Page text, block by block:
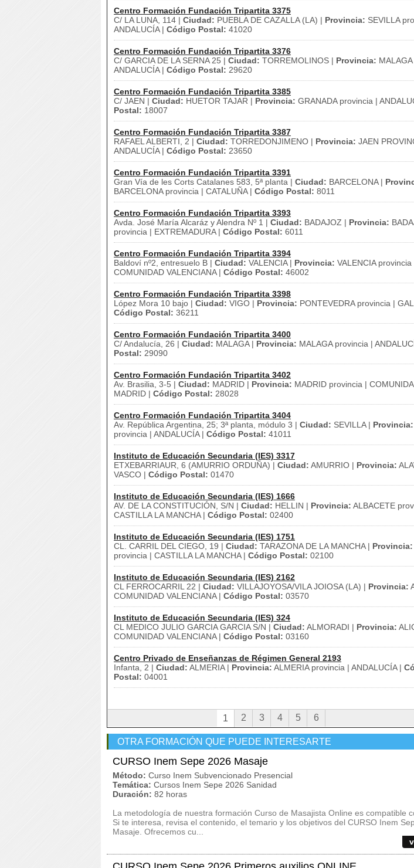
Centro Formación Fundación Tripartita 3375
C/ LA LUNA, 114 | Ciudad: PUEBLA DE CAZALLA (LA) | Provincia: SEVILLA
ANDALUCÍA | Código Postal: 41020
Centro Formación Fundación Tripartita 3376
C/ GARCIA DE LA SERNA 25 | Ciudad: TORREMOLINOS | Provincia:
ANDALUCÍA | Código Postal: 29620
Centro Formación Fundación Tripartita 3385
C/ JAEN | Ciudad: HUETOR TAJAR | Provincia: GRANADA provincia |
Postal: 18007
Centro Formación Fundación Tripartita 3387
RAFAEL ALBERTI, 2 | Ciudad: TORREDONJIMENO | Provincia: JAEN
ANDALUCÍA | Código Postal: 23650
Centro Formación Fundación Tripartita 3391
Gran Vía de les Corts Catalanes 583, 5ª planta | Ciudad: BARCELONA |
BARCELONA provincia | CATALUÑA | Código Postal: 8011
Centro Formación Fundación Tripartita 3393
Avda. José María Alcaráz y Alendra Nº 1 | Ciudad: BADAJOZ | Provincia:
provincia | EXTREMADURA | Código Postal: 6011
Centro Formación Fundación Tripartita 3394
Baldoví nº2, entresuelo B | Ciudad: VALENCIA | Provincia: VALENCIA provincia
COMUNIDAD VALENCIANA | Código Postal: 46002
Centro Formación Fundación Tripartita 3398
López Mora 10 bajo | Ciudad: VIGO | Provincia: PONTEVEDRA provincia |
Código Postal: 36211
Centro Formación Fundación Tripartita 3400
C/ Andalucía, 26 | Ciudad: MALAGA | Provincia: MALAGA provincia |
Postal: 29090
Centro Formación Fundación Tripartita 3402
Av. Brasilia, 3-5 | Ciudad: MADRID | Provincia: MADRID provincia |
MADRID | Código Postal: 28028
Centro Formación Fundación Tripartita 3404
Av. República Argentina, 25; 3ª planta, módulo 3 | Ciudad: SEVILLA | Provincia:
provincia | ANDALUCÍA | Código Postal: 41011
Instituto de Educación Secundaria (IES) 3317
ETXEBARRIAUR, 6 (AMURRIO ORDUÑA) | Ciudad: AMURRIO | Provincia:
VASCO | Código Postal: 01470
Instituto de Educación Secundaria (IES) 1666
AV. DE LA CONSTITUCIÓN, S/N | Ciudad: HELLIN | Provincia: ALBACETE
CASTILLA LA MANCHA | Código Postal: 02400
Instituto de Educación Secundaria (IES) 1751
CL. CARRIL DEL CIEGO, 19 | Ciudad: TARAZONA DE LA MANCHA | Provincia:
provincia | CASTILLA LA MANCHA | Código Postal: 02100
Instituto de Educación Secundaria (IES) 2162
CL FERROCARRIL 22 | Ciudad: VILLAJOYOSA/VILA JOIOSA (LA) | Provincia:
COMUNIDAD VALENCIANA | Código Postal: 03570
Instituto de Educación Secundaria (IES) 324
CL MEDICO JULIO GARCIA GARCIA S/N | Ciudad: ALMORADI | Provincia:
COMUNIDAD VALENCIANA | Código Postal: 03160
Centro Privado de Enseñanzas de Régimen General 2193
Infanta, 2 | Ciudad: ALMERIA | Provincia: ALMERIA provincia | ANDALUCÍA |
Postal: 04001
1 2 3 4 5 6
OTRA FORMACIÓN QUE PUEDE INTERESARTE
CURSO Inem Sepe 2026 Masaje
Método: Curso Inem Subvencionado Presencial
Temática: Cursos Inem Sepe 2026 Sanidad
Duración: 82 horas
La metodología de nuestra formación Curso de Masajista Online es compatible
Si te interesa, revisa el contenido, el temario y los objetivos del CURSO Inem
Masaje. Ofrecemos cu...